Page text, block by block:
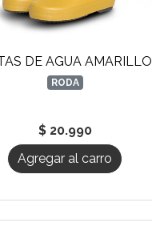
DE AGUA AMARILLO
RODA
$ 20.990
Agregar al carro